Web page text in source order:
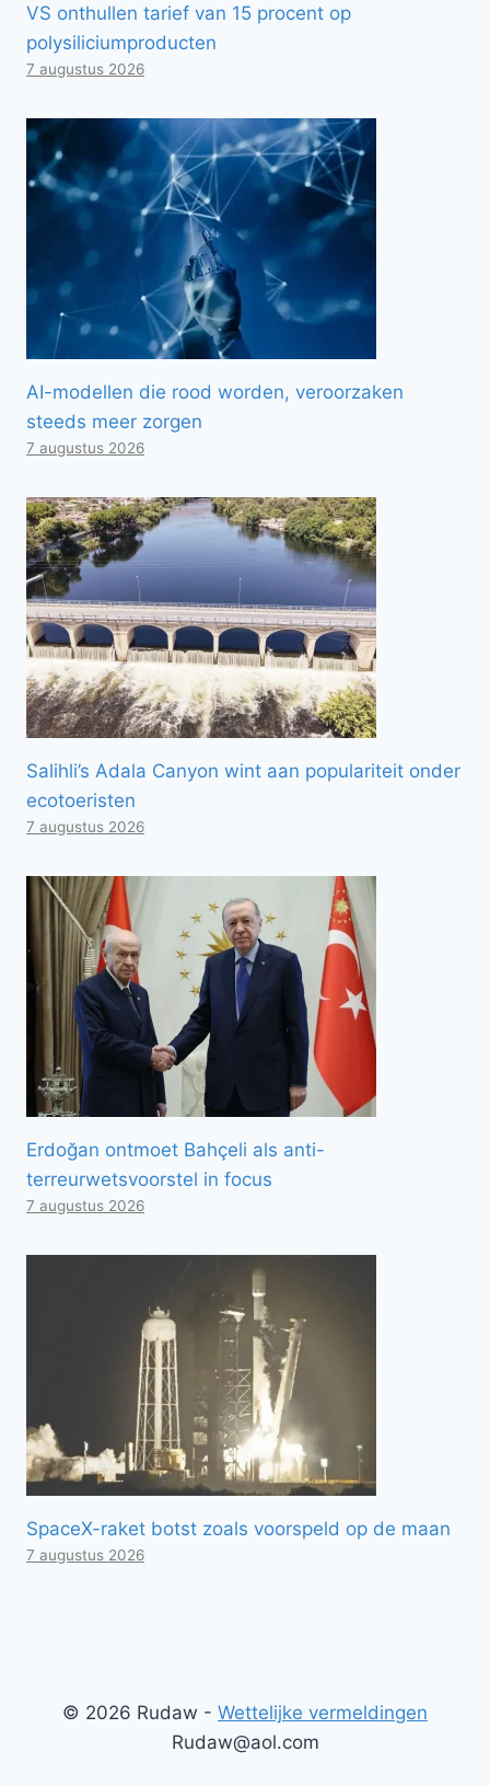
VS onthullen tarief van 15 procent op
polysiliciumproducten
7 augustus 2026
AI-modellen die rood worden, veroorzaken
steeds meer zorgen
7 augustus 2026
Salihli’s Adala Canyon wint aan populariteit onder
ecotoeristen
7 augustus 2026
Erdoğan ontmoet Bahçeli als anti-
terreurwetsvoorstel in focus
7 augustus 2026
SpaceX-raket botst zoals voorspeld op de maan
7 augustus 2026
© 2026 Rudaw - Wettelijke vermeldingen
Rudaw@aol.com